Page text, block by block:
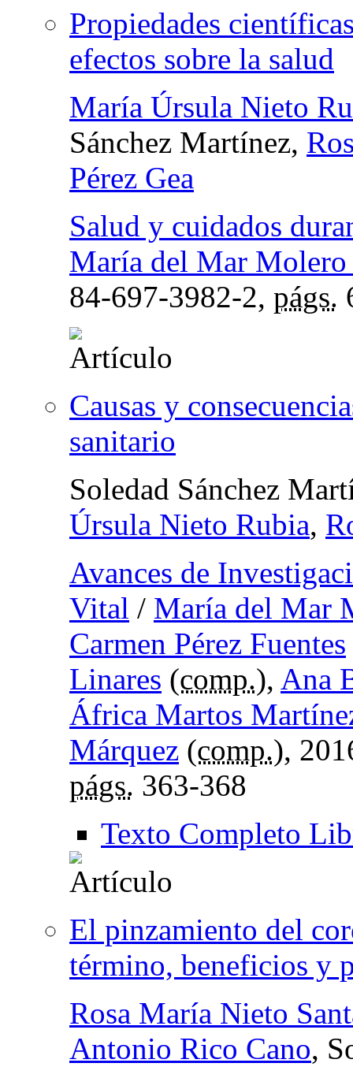
Propiedades
efectos sobre la salud
María Úrsula Nieto
Sánchez Martínez,
Pérez Gea
Salud y cuidados
María del Mar Molero
84-697-3982-2, págs.
Causas y
sanitario
Soledad Sánchez
Úrsula Nieto Rubia,
Avances de
Vital / María del Mar
Carmen Pérez Fuentes
Linares (comp.), Ana
África Martos
Márquez (comp.),
págs. 363-368
Texto Completo
El pinzamiento del
término, beneficios y
Rosa María Nieto
Antonio Rico Cano,